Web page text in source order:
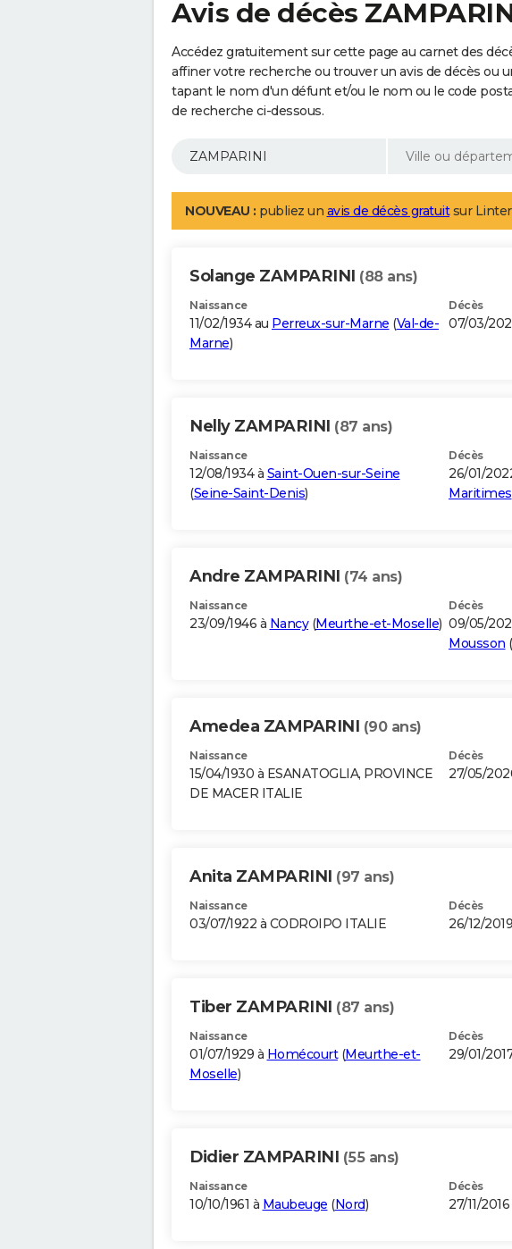
Avis de décès
Accédez gratuitement sur cette page au carnet des
affiner votre recherche ou trouver un avis de décès ou
tapant le nom d'un défunt et/ou le nom ou le code
de recherche ci-dessous.
NOUVEAU : publiez un avis de décès gratuitsur
Solange ZAMPARINI (88 ans)
Naissance
11/02/1934 au Perreux-sur-Marne (Val-de-
Marne)
Décès
07/03/
Nelly ZAMPARINI (87 ans)
Naissance
12/08/1934 à Saint-Ouen-sur-Seine
(Seine-Saint-Denis)
Décès
26/01/
Maritimes
Andre ZAMPARINI (74 ans)
Naissance
23/09/1946 à Nancy(Meurthe-et-Moselle)
Décès
09/05/
Mousson (
Amedea ZAMPARINI (90 ans)
Naissance
15/04/1930 à ESANATOGLIA, PROVINCE
DE MACER ITALIE
Décès
27/05/
Anita ZAMPARINI (97 ans)
Naissance
03/07/1922 à CODROIPO ITALIE
Décès
26/12/
Tiber ZAMPARINI (87 ans)
Naissance
01/07/1929 à Homécourt(Meurthe-et-
Moselle)
Décès
29/01/
Didier ZAMPARINI (55 ans)
Naissance
10/10/1961 à Maubeuge (Nord)
Décès
27/11/2016